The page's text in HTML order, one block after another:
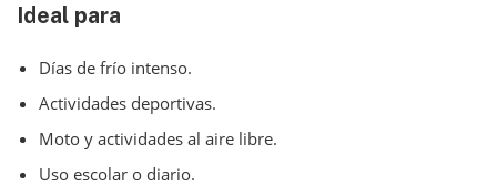
Ideal para
Días de frío intenso.
Actividades deportivas.
Moto y actividades al aire libre.
Uso escolar o diario.